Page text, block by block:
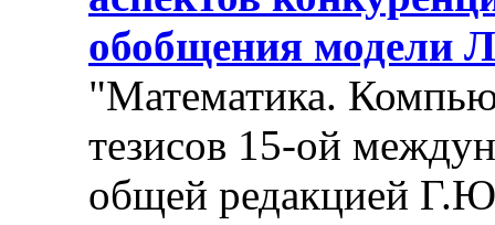
обобщения модели
"Математика.
тезисов 15-ой
общей редакцией